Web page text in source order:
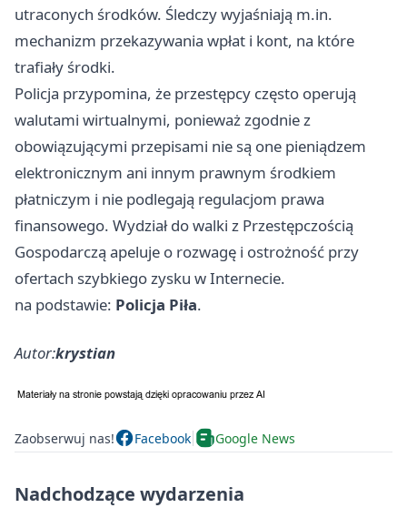
utraconych środków. Śledczy wyjaśniają m.in.
mechanizm przekazywania wpłat i kont, na które
trafiały środki.
Policja przypomina, że przestępcy często operują
walutami wirtualnymi, ponieważ zgodnie z
obowiązującymi przepisami nie są one pieniądzem
elektronicznym ani innym prawnym środkiem
płatniczym i nie podlegają regulacjom prawa
finansowego. Wydział do walki z Przestępczością
Gospodarczą apeluje o rozwagę i ostrożność przy
ofertach szybkiego zysku w Internecie.
na podstawie: Policja Piła.
Autor:krystian
Zaobserwuj nas! Facebook Google News
Nadchodzące wydarzenia